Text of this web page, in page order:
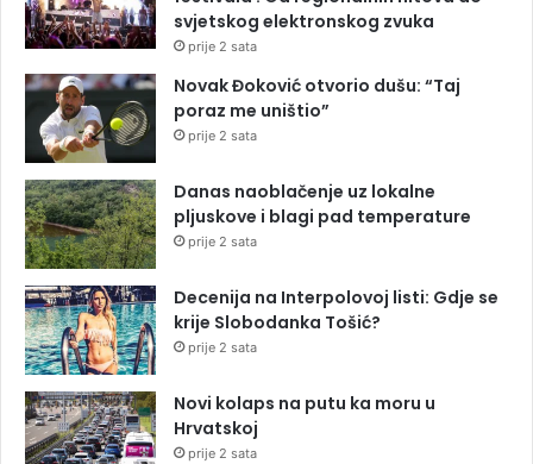
svjetskog elektronskog zvuka
prije 2 sata
Novak Đoković otvorio dušu: “Taj
poraz me uništio”
prije 2 sata
Danas naoblačenje uz lokalne
pljuskove i blagi pad temperature
prije 2 sata
Decenija na Interpolovoj listi: Gdje se
krije Slobodanka Tošić?
prije 2 sata
Novi kolaps na putu ka moru u
Hrvatskoj
prije 2 sata